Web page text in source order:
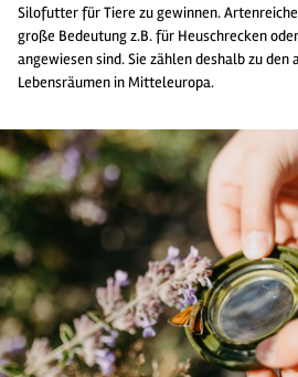
Silofutter für Tiere zu gewinnen.
große Bedeutung z.B. für Heuschrecken
angewiesen sind. Sie zählen deshalb zu den
Lebensräumen in Mitteleuropa.